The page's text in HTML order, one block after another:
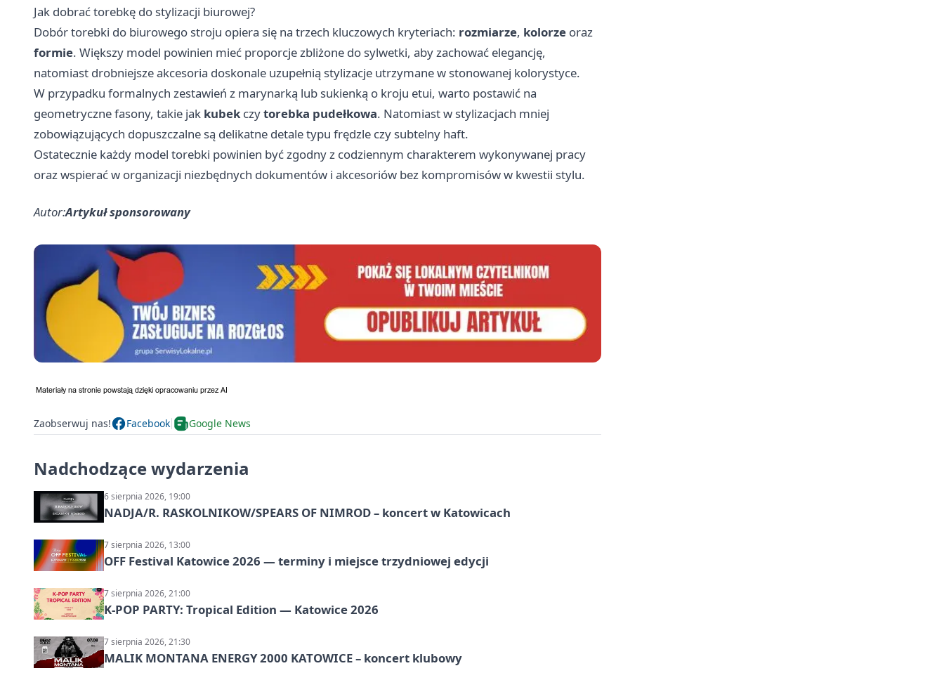
Jak dobrać torebkę do stylizacji biurowej?
Dobór torebki do biurowego stroju opiera się na trzech kluczowych kryteriach: rozmiarze, kolorze oraz
formie. Większy model powinien mieć proporcje zbliżone do sylwetki, aby zachować elegancję,
natomiast drobniejsze akcesoria doskonale uzupełnią stylizacje utrzymane w stonowanej kolorystyce.
W przypadku formalnych zestawień z marynarką lub sukienką o kroju etui, warto postawić na
geometryczne fasony, takie jak kubek czytorebka pudełkowa. Natomiast w stylizacjach mniej
zobowiązujących dopuszczalne są delikatne detale typu frędzle czy subtelny haft.
Ostatecznie każdy model torebki powinien być zgodny z codziennym charakterem wykonywanej pracy
oraz wspierać w organizacji niezbędnych dokumentów i akcesoriów bez kompromisów w kwestii stylu.
Autor:Artykuł sponsorowany
Zaobserwuj nas! Facebook Google News
Nadchodzące wydarzenia
6 sierpnia 2026, 19:00
NADJA/R. RASKOLNIKOW/SPEARS OF NIMROD – koncert w Katowicach
7 sierpnia 2026, 13:00
OFF Festival Katowice 2026 — terminy i miejsce trzydniowej edycji
7 sierpnia 2026, 21:00
K-POP PARTY: Tropical Edition — Katowice 2026
7 sierpnia 2026, 21:30
MALIK MONTANA ENERGY 2000 KATOWICE – koncert klubowy